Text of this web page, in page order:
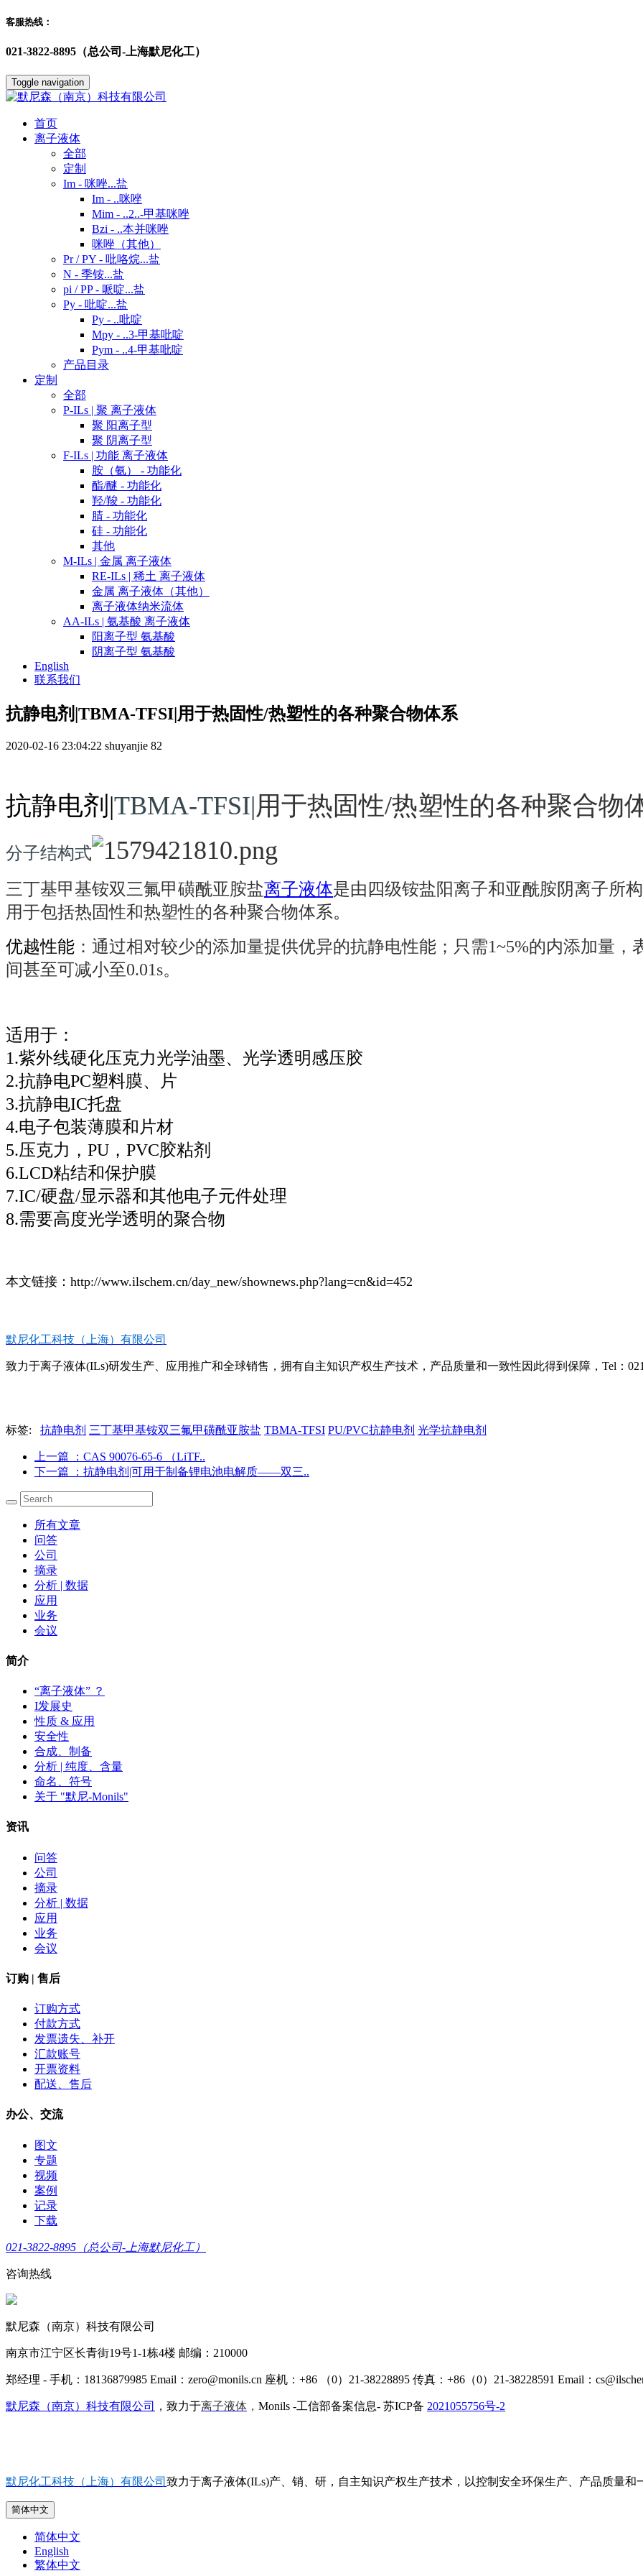
客服热线：
021-3822-8895（总公司-上海默尼化工）
Toggle navigation
首页
离子液体
全部
定制
Im - 咪唑...盐
Im - ..咪唑
Mim - ..2..-甲基咪唑
Bzi - ..本并咪唑
咪唑（其他）
Pr / PY - 吡咯烷...盐
N - 季铵...盐
pi / PP - 哌啶...盐
Py - 吡啶...盐
Py - ..吡啶
Mpy - ..3-甲基吡啶
Pym - ..4-甲基吡啶
产品目录
定制
全部
P-ILs | 聚 离子液体
聚 阳离子型
聚 阴离子型
F-ILs | 功能 离子液体
胺（氨） - 功能化
酯/醚 - 功能化
羟/羧 - 功能化
腈 - 功能化
硅 - 功能化
其他
M-ILs | 金属 离子液体
RE-ILs | 稀土 离子液体
金属 离子液体（其他）
离子液体纳米流体
AA-ILs | 氨基酸 离子液体
阳离子型 氨基酸
阴离子型 氨基酸
English
联系我们
抗静电剂|TBMA-TFSI|用于热固性/热塑性的各种聚合物体系
2020-02-16 23:04:22 shuyanjie 82
抗静电剂|TBMA-TFSI|用于热固性/热塑性的各种聚合物
分子结构式
三丁基甲基铵双三氟甲磺酰亚胺盐离子液体是由四级铵盐阳离子和亚酰胺阴离子所
用于包括热固性和热塑性的各种聚合物体系。
优越性能 ：通过相对较少的添加量提供优异的抗静电性能；只需1~5%的内添加量，
间甚至可减小至0.01s。
适用于：
1.紫外线硬化压克力光学油墨、光学透明感压胶
2.抗静电PC塑料膜、片
3.抗静电IC托盘
4.电子包装薄膜和片材
5.压克力，PU，PVC胶粘剂
6.LCD粘结和保护膜
7.IC/硬盘/显示器和其他电子元件处理
8.需要高度光学透明的聚合物
本文链接： http://www.ilschem.cn/day_new/shownews.php?lang=cn&id=452
默尼化工科技（上海）有限公司
致力于离子液体(ILs)研发生产、应用推广和全球销售，拥有自主知识产权生产技术，产品质量和一致性因此得到保障，Tel：
标签: 抗静电剂 三丁基甲基铵双三氟甲磺酰亚胺盐 TBMA-TFSI PU/PVC抗静电剂 光学抗静电剂
上一篇
：CAS 90076-65-6 （LiTF..
下一篇
：抗静电剂|可用于制备锂电池电解质――双三..
所有文章
问答
公司
摘录
分析 | 数据
应用
业务
会议
简介
“离子液体” ？
I发展史
性质 & 应用
安全性
合成、制备
分析 | 纯度、含量
命名、符号
关于 "默尼-Monils"
资讯
问答
公司
摘录
分析 | 数据
应用
业务
会议
订购 | 售后
订购方式
付款方式
发票遗失、补开
汇款账号
开票资料
配送、售后
办公、交流
图文
专题
视频
案例
记录
下载
021-3822-8895（总公司-上海默尼化工）
咨询热线
默尼森（南京）科技有限公司
南京市江宁区长青街19号1-1栋4楼 邮编：210000
郑经理 - 手机：18136879985 Email：zero@monils.cn 座机：+86 （0）21-38228895 传真：+86（0）21-38228591 Email：
默尼森（南京）科技有限公司 ，致力于离子液体 ， Monils -工信部备案信息- 苏ICP备 2021055756号-2
默尼化工科技（上海）有限公司 致力于离子液体(ILs)产、销、研，自主知识产权生产技术，以控制安全环保生产、产品质量和
简体中文
简体中文
English
繁体中文